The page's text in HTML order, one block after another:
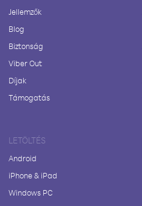
Jellemzők
Blog
Biztonság
Viber Out
Díjak
Támogatás
LETÖLTÉS
Android
iPhone & iPad
Windows PC